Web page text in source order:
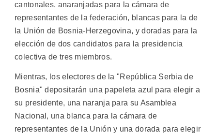
cantonales, anaranjadas para la cámara de
representantes de la federación, blancas para la de
la Unión de Bosnia-Herzegovina, y doradas para la
elección de dos candidatos para la presidencia
colectiva de tres miembros.
Mientras, los electores de la "República Serbia de
Bosnia" depositarán una papeleta azul para elegir a
su presidente, una naranja para su Asamblea
Nacional, una blanca para la cámara de
representantes de la Unión y una dorada para elegir